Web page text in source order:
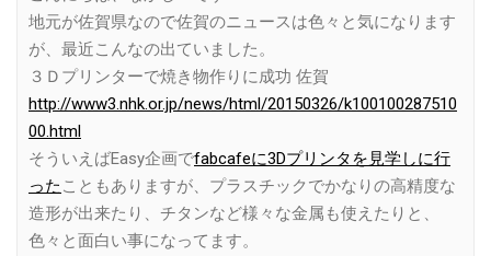
地元が佐賀県なので佐賀のニュースは色々と気になります
が、最近こんなの出ていました。
３Ｄプリンターで焼き物作りに成功 佐賀
http://www3.nhk.or.jp/news/html/20150326/k100100287510
00.html
そういえばEasy企画でfabcafeに3Dプリンタを見学しに行
った こともありますが、プラスチックでかなりの高精度な
造形が出来たり、チタンなど様々な金属も使えたりと、
色々と面白い事になってます。